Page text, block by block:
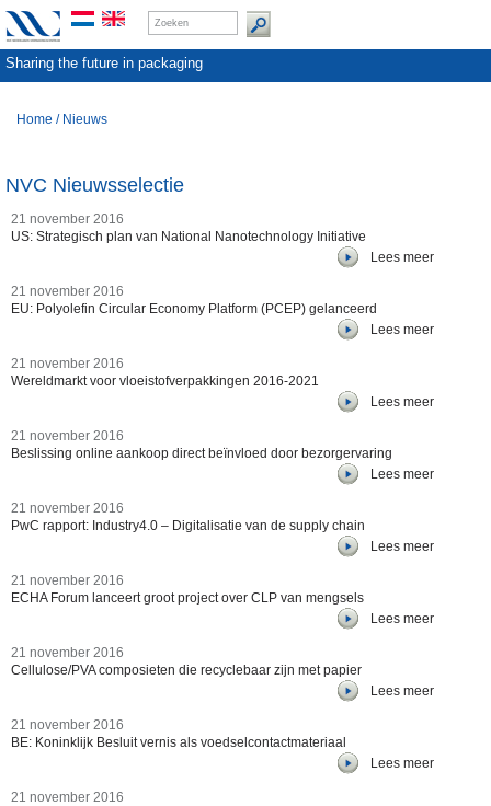
Sharing the future in packaging
Home / Nieuws
NVC Nieuwsselectie
21 november 2016
US: Strategisch plan van National Nanotechnology Initiative
Lees meer
21 november 2016
EU: Polyolefin Circular Economy Platform (PCEP) gelanceerd
Lees meer
21 november 2016
Wereldmarkt voor vloeistofverpakkingen 2016-2021
Lees meer
21 november 2016
Beslissing online aankoop direct beïnvloed door bezorgervaring
Lees meer
21 november 2016
PwC rapport: Industry4.0 – Digitalisatie van de supply chain
Lees meer
21 november 2016
ECHA Forum lanceert groot project over CLP van mengsels
Lees meer
21 november 2016
Cellulose/PVA composieten die recyclebaar zijn met papier
Lees meer
21 november 2016
BE: Koninklijk Besluit vernis als voedselcontactmateriaal
Lees meer
21 november 2016